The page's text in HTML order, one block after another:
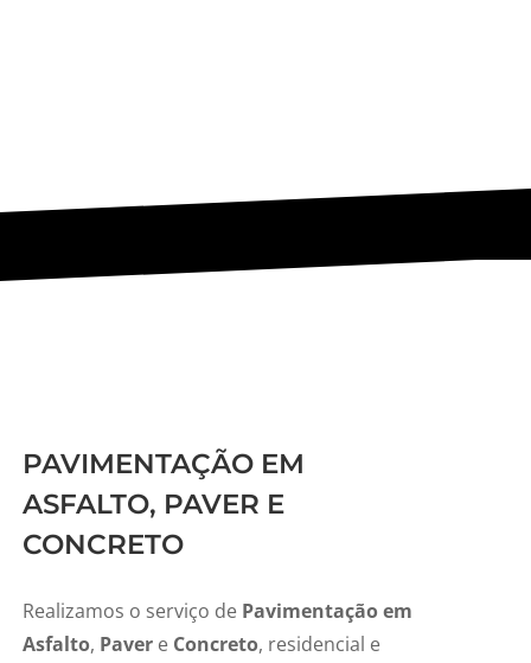
PAVIMENTAÇÃO EM
ASFALTO, PAVER E
CONCRETO
Realizamos o serviço de Pavimentação em
Asfalto, Paver e Concreto, residencial e